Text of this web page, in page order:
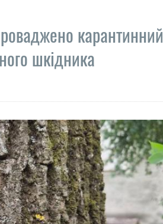
карантинний
шкідника